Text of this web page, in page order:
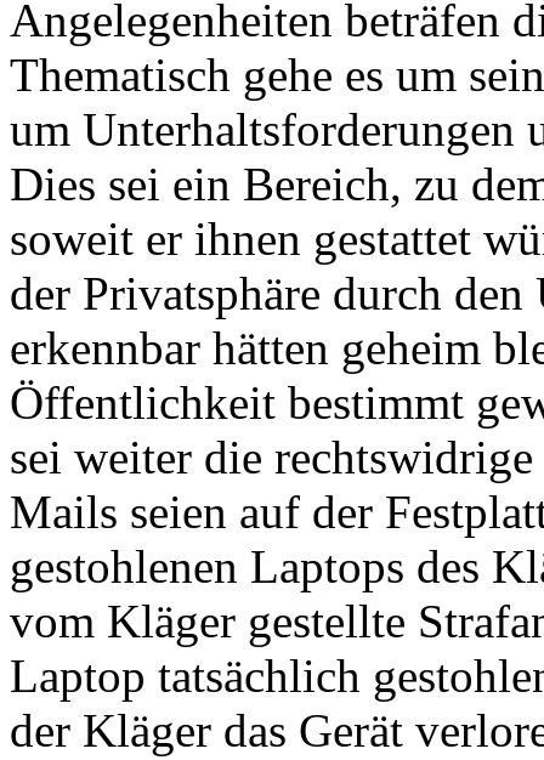
Angelegenheiten beträfen
Thematisch gehe es um
um Unterhaltsforderungen
Dies sei ein Bereich, zu
soweit er ihnen gestattet
der Privatsphäre durch
erkennbar hätten geheim
Öffentlichkeit bestimmt
sei weiter die
Mails seien auf der
gestohlenen Laptops des
vom Kläger gestellte
Laptop tatsächlich
der Kläger das Gerät